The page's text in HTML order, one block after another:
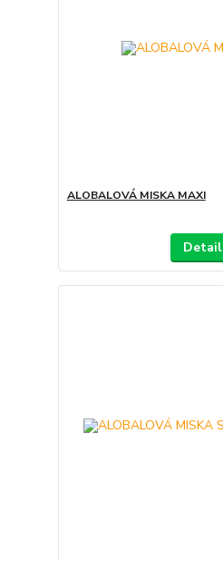
ALOBALOVÁ MISKA MAXI
Detail